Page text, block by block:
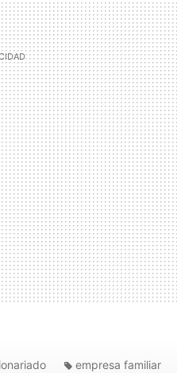
empresa familiar